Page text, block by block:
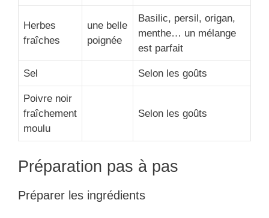
Herbes
fraîches
une belle
poignée
Basilic, persil, origan,
menthe… un mélange
est parfait
Sel Selon les goûts
Poivre noir
fraîchement
moulu
Selon les goûts
Préparation pas à pas
Préparer les ingrédients